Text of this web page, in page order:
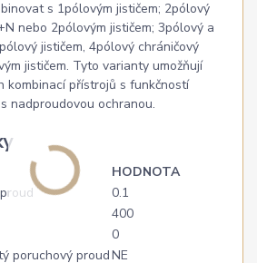
s 1pólovým jističem; 2pólový
nebo 2pólovým jističem; 3pólový a
jističem, 4pólový chráničový
jističem. Tyto varianty umožňují
kombinací přístrojů s funkčností
nadproudovou ochranou.
HODNOTA
0.1
400
0
poruchový proudNE